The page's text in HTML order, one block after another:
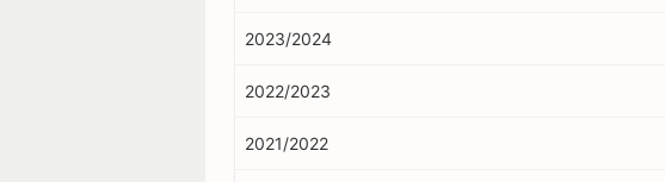
2023/2024
2022/2023
2021/2022